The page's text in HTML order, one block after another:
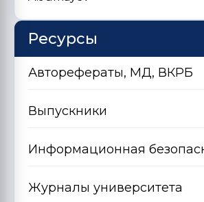
Ресурсы
Авторефераты, МД, ВКРБ
Выпускники
Информационная
Журналы университета